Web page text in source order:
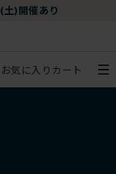
(土)開催あり
お気に入り カート